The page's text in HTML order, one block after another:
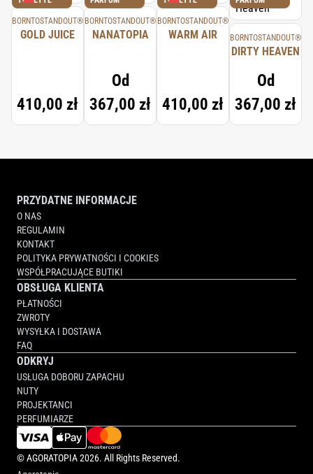
BORNTOSTANDOUT®
GOLD JUICE
410,00 zł
BORNTOSTANDOUT®
NANATOPIA
Od
367,00 zł
BORNTOSTANDOUT®
WARM AIR
410,00 zł
BORNTOSTANDOUT®
DIRTY HEAVEN
Od
367,00 zł
PRZYDATNE INFORMACJE
O NAS
REGULAMIN
KONTAKT
POLITYKA PRYWATNOŚCI I COOKIES
WSPÓŁPRACUJĄCE BUTIKI
OBSŁUGA KLIENTA
PŁATNOŚCI
ZWROTY
WYSYŁKA I DOSTAWA
FAQ
ODKRYJ
USŁUGA DOBORU ZAPACHU
NUTY
PROJEKTANCI
PERFUMIARZE
©AGORATOPIA2026. All Rights Reserved.